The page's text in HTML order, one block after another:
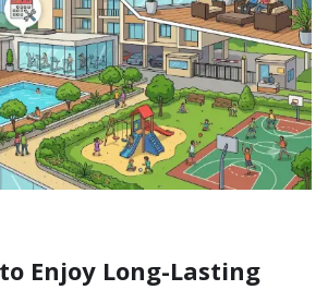
Enjoy Long-Lasting